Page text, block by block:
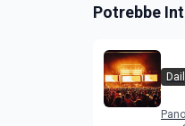
Potrebbe